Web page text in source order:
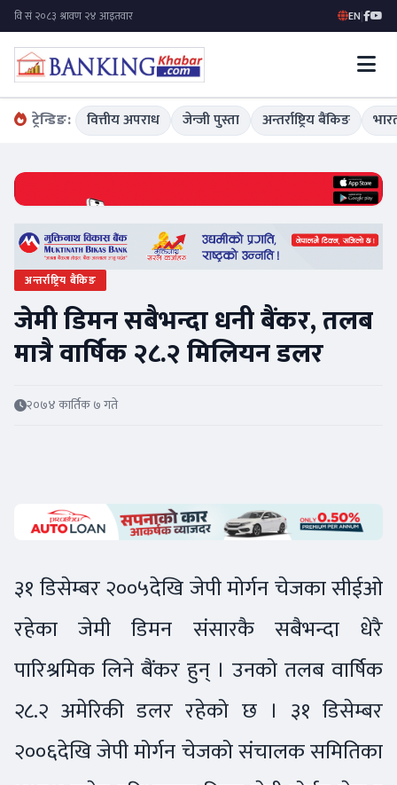
EN|
ट्रेन्डिङ: वित्तीय अपराध जेन्जी पुस्ता अन्तर्राष्ट्रिय बैंकिङ
अन्तर्राष्ट्रिय बैंकिङ
जेमी डिमन सबैभन्दा धनी बैंकर, तलब
मात्रै वार्षिक २८.२ मिलियन डलर
२०७४ कार्तिक ७ गते
३१ डिसेम्बर २००५देखि जेपी मोर्गन चेजका सीईओ
रहेका जेमी डिमन संसारकै सबैभन्दा धेरै
पारिश्रमिक लिने बैंकर हुन् । उनको तलब वार्षिक
२८.२ अमेरिकी डलर रहेको छ । ३१ डिसेम्बर
२००६देखि जेपी मोर्गन चेजको संचालक समितिका